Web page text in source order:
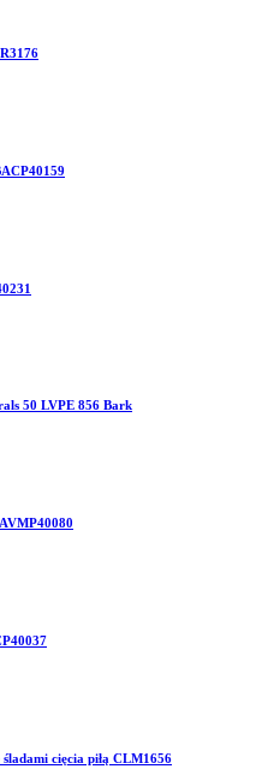
50 LVPE 856 Bark
cięcia piłą CLM1656